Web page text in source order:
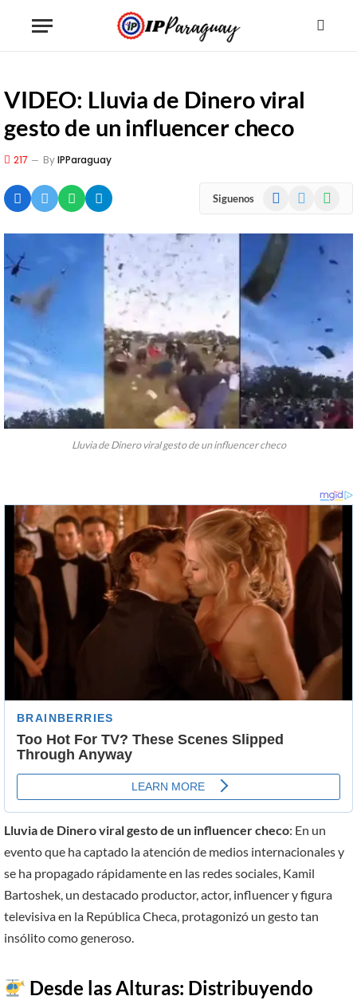
VIDEO: Lluvia de Dinero viral
gesto de un influencer checo
217 ByIPParaguay
Siguenos Facebook
Lluvia de Dinero viral gesto de un influencer checo
Lluvia de Dinero viral gesto de un influencer checo: En un
evento que ha captado la atención de medios internacionales y
se ha propagado rápidamente en las redes sociales, Kamil
Bartoshek, un destacado productor, actor, influencer y figura
televisiva en la República Checa, protagonizó un gesto tan
insólito como generoso.
Desde las Alturas: Distribuyendo